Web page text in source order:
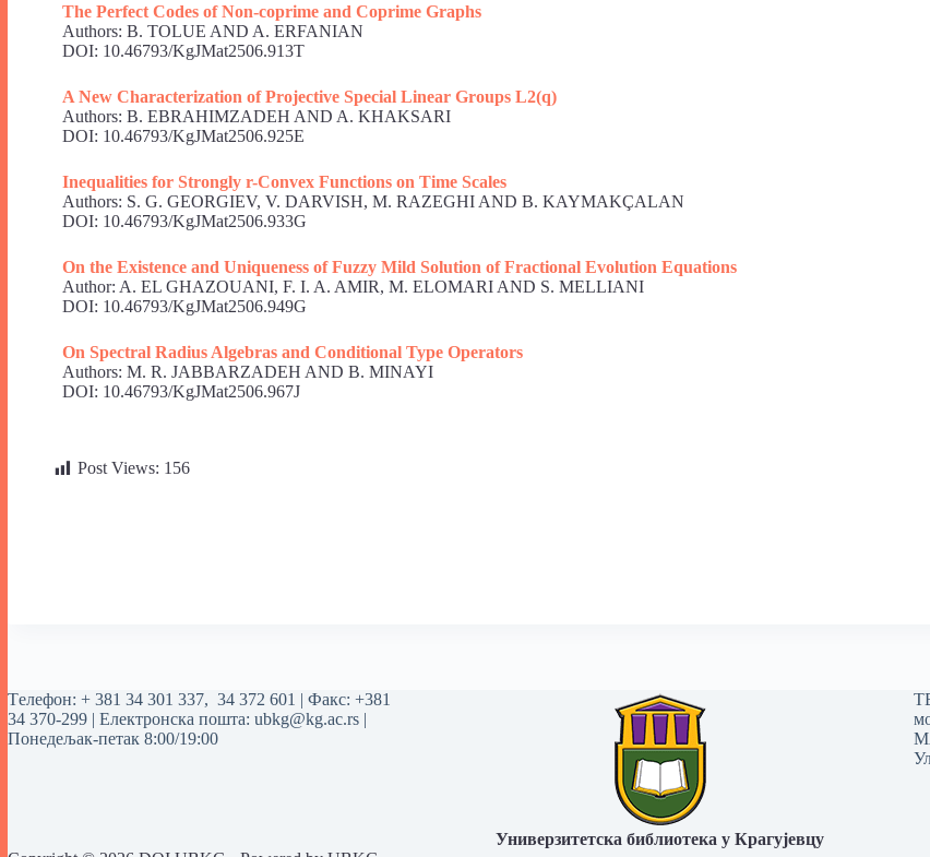
The Perfect Codes of Non-coprime and Coprime Graphs
Authors: B. TOLUE AND A. ERFANIAN
DOI: 10.46793/KgJMat2506.913T
A New Characterization of Projective Special Linear Groups L2(q)
Authors: B. EBRAHIMZADEH AND A. KHAKSARI
DOI: 10.46793/KgJMat2506.925E
Inequalities for Strongly r-Convex Functions on Time Scales
Authors: S. G. GEORGIEV, V. DARVISH, M. RAZEGHI AND B. KAYMAKÇALAN
DOI: 10.46793/KgJMat2506.933G
On the Existence and Uniqueness of Fuzzy Mild Solution of Fractional Evolution Equations
Author: A. EL GHAZOUANI, F. I. A. AMIR, M. ELOMARI AND S. MELLIANI
DOI: 10.46793/KgJMat2506.949G
On Spectral Radius Algebras and Conditional Type Operators
Authors: M. R. JABBARZADEH AND B. MINAYI
DOI: 10.46793/KgJMat2506.967J
Post Views: 156
Tелефон: + 381 34 301 337, 34 372 601 | Факс: +381
34 370-299 | Електронска пошта: ubkg@kg.ac.rs |
Понедељак-петак 8:00/19:00
Универзитетска библиотека у Крагујевцу